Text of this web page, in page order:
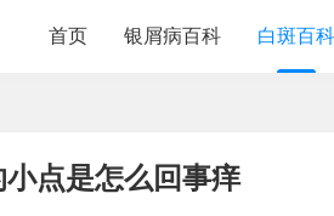
首页 银屑病百科 白斑百科
点是怎么回事痒